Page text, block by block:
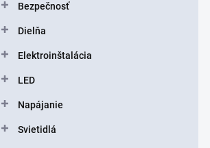
Bezpečnosť
Dielňa
Elektroinštalácia
LED
Napájanie
Svietidlá